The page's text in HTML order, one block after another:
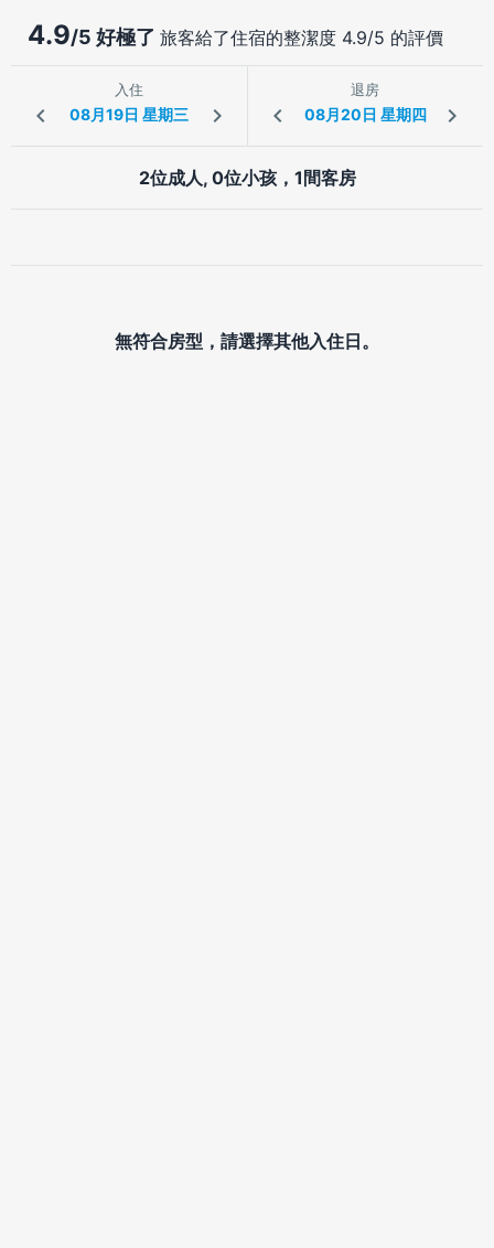
4.9/5 好極了 旅客給了住宿的整潔度 4.9/5 的評價
入住 退房
2位成人, 0位小孩，1間客房
無符合房型，請選擇其他入住日。